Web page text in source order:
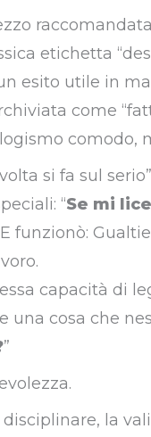
etichetta
esito utile in
come
comodo,
si fa sul
“Se mi
funzionò:
capacità di
una cosa che
”
la